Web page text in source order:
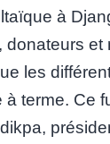
à
donateurs et
les
à terme. Ce